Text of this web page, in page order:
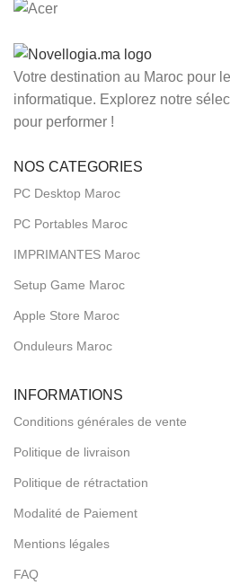
Votre destination au Maroc pour
informatique. Explorez notre
pour performer !
NOS CATEGORIES
PC Desktop Maroc
PC Portables Maroc
IMPRIMANTES Maroc
Setup Game Maroc
Apple Store Maroc
Onduleurs Maroc
INFORMATIONS
Conditions générales de vente
Politique de livraison
Politique de rétractation
Modalité de Paiement
Mentions légales
FAQ